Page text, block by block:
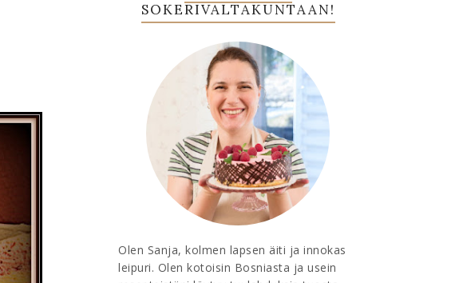
SOKERIVALTAKUNTAAN!
Olen Sanja, kolmen lapsen äiti ja innokas
leipuri. Olen kotoisin Bosniasta ja usein